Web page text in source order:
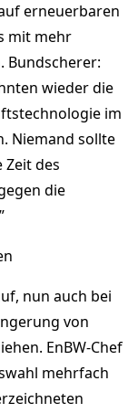
erneuerbaren
mit mehr
Bundscherer:
wieder die
im
Niemand sollte
Zeit des
die
nun auch bei
von
EnBW-Chef
mehrfach